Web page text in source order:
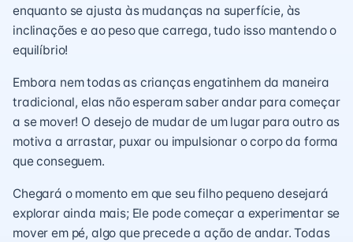
enquanto se ajusta às mudanças na superfície, às
inclinações e ao peso que carrega, tudo isso mantendo o
equilíbrio!
Embora nem todas as crianças engatinhem da maneira
tradicional, elas não esperam saber andar para começar
a se mover! O desejo de mudar de um lugar para outro as
motiva a arrastar, puxar ou impulsionar o corpo da forma
que conseguem.
Chegará o momento em que seu filho pequeno desejará
explorar ainda mais; Ele pode começar a experimentar se
mover em pé, algo que precede a ação de andar. Todas